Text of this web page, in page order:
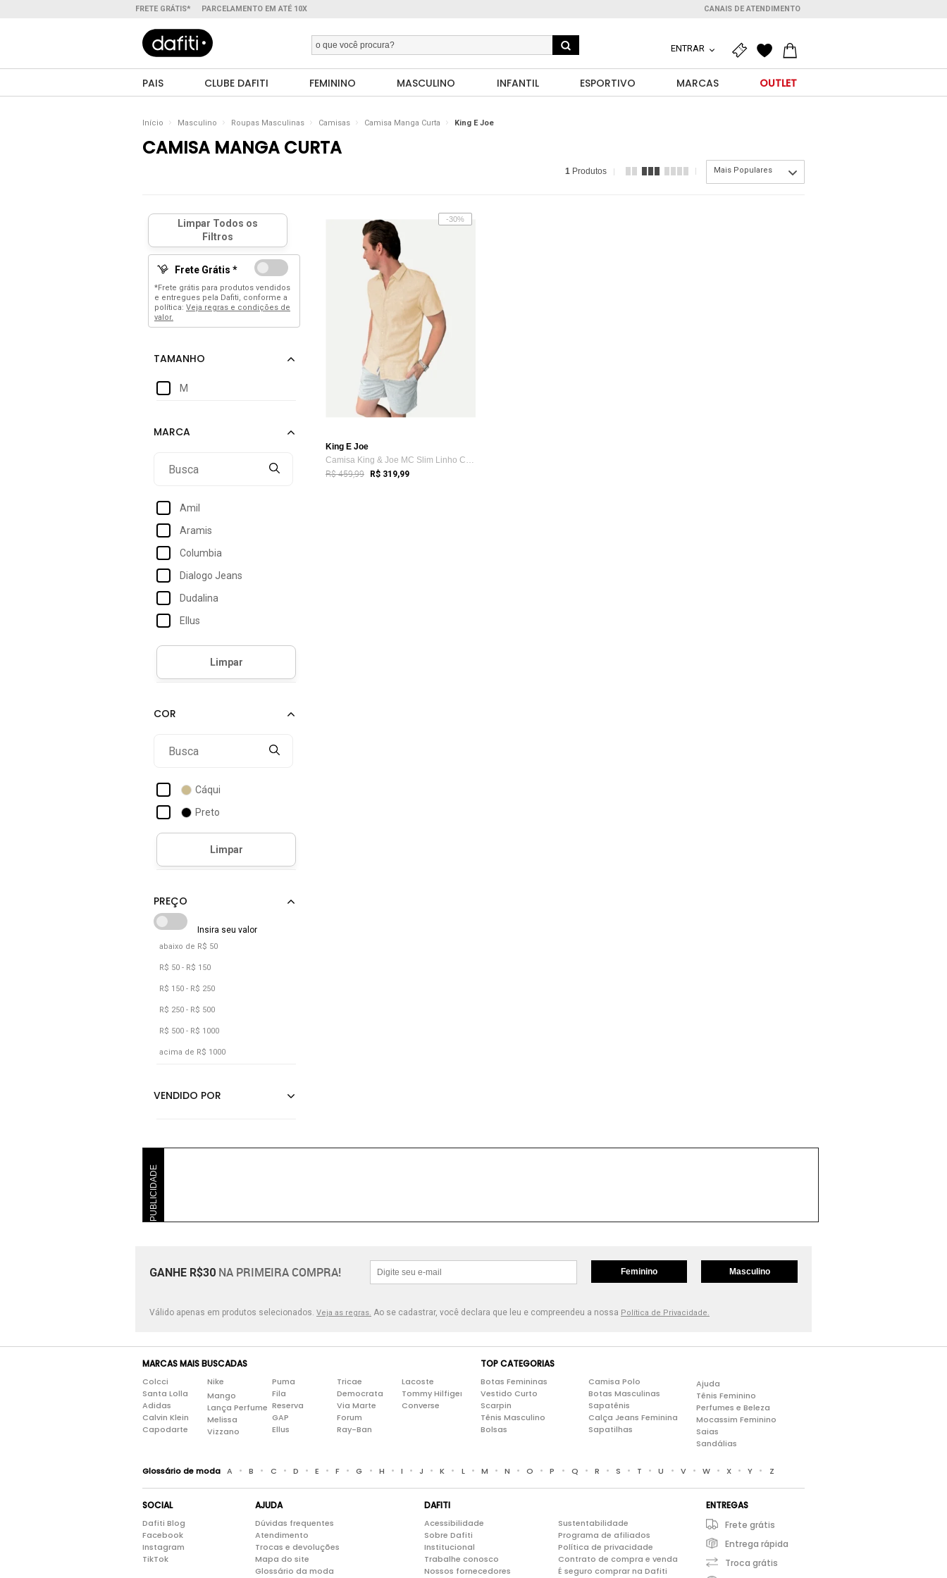
FRETE GRÁTIS* PARCELAMENTO EM ATÉ 10X CANAIS DE ATENDIMENTO
ENTRAR
PAIS CLUBE DAFITI FEMININO MASCULINO INFANTIL ESPORTIVO MARCAS OUTLET
Início Masculino Roupas Masculinas Camisas Camisa Manga Curta King E Joe
CAMISA MANGA CURTA
1 Produtos Mais Populares
Frete Grátis *
*Frete grátis para produtos vendidos
e entregues pela Dafiti, conforme a
política: Veja regras e condições de
valor.
M
Amil
Aramis
Columbia
Dialogo Jeans
Dudalina
Ellus
Gangster
Levis
Cáqui
Preto
abaixo de R$ 50
R$ 50 - R$ 150
R$ 150 - R$ 250
R$ 250 - R$ 500
R$ 500 - R$ 1000
acima de R$ 1000
-30%
King E Joe
Camisa King & Joe MC Slim Linho CS23208 Natural
R$ 459,99 R$ 319,99
PUBLICIDADE
GANHE R$30 NA PRIMEIRA COMPRA! Feminino Masculino
Válido apenas em produtos selecionados. Veja as regras. Ao se cadastrar, você declara que leu e compreendeu a nossa Política de Privacidade.
MARCAS MAIS BUSCADAS
Colcci
Santa Lolla
Adidas
Calvin Klein
Capodarte
Nike
Mango
Lança Perfume
Melissa
Vizzano
Puma
Fila
Reserva
GAP
Ellus
Tricae
Democrata
Via Marte
Forum
Ray-Ban
Lacoste
Tommy Hilfiger
Converse
TOP CATEGORIAS
Botas Femininas
Vestido Curto
Scarpin
Tênis Masculino
Bolsas
Camisa Polo
Botas Masculinas
Sapatênis
Calça Jeans Feminina
Sapatilhas
Ajuda
Tênis Feminino
Perfumes e Beleza
Mocassim Feminino
Saias
Sandálias
Glossário de moda A • B • C • D • E • F • G • H • I • J • K • L • M • N • O • P • Q • R • S • T • U • V • W • X • Y • Z
SOCIAL
Dafiti Blog
Facebook
Instagram
TikTok
AJUDA
Dúvidas frequentes
Atendimento
Trocas e devoluções
Mapa do site
Glossário da moda
DAFITI
Acessibilidade
Sobre Dafiti
Institucional
Trabalhe conosco
Nossos fornecedores
Sustentabilidade
Programa de afiliados
Política de privacidade
Contrato de compra e venda
É seguro comprar na Dafiti
ENTREGAS
Frete grátis
Entrega rápida
Troca grátis